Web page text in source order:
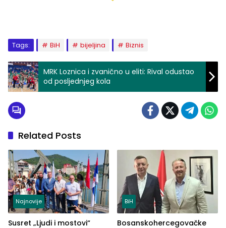
Tags: BiH bijeljina Biznis
MRK Loznica i zvanično u eliti: Rival odustao
od posljednjeg kola
Related Posts
Najnovije
Susret „Ljudi i mostovi“
BiH
Bosanskohercegovačke